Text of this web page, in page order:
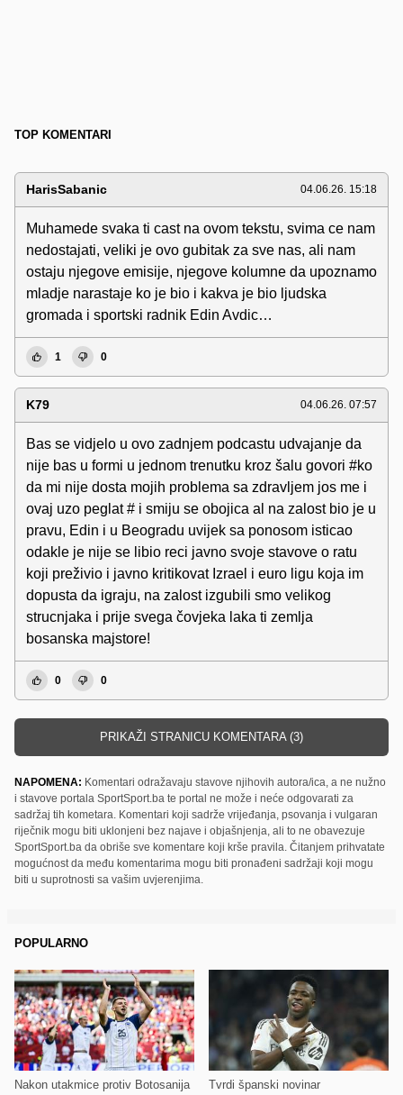
TOP KOMENTARI
HarisSabanic 04.06.26. 15:18
Muhamede svaka ti cast na ovom tekstu, svima ce nam
nedostajati, veliki je ovo gubitak za sve nas, ali nam
ostaju njegove emisije, njegove kolumne da upoznamo
mladje narastaje ko je bio i kakva je bio ljudska
gromada i sportski radnik Edin Avdic…
1 0
K79 04.06.26. 07:57
Bas se vidjelo u ovo zadnjem podcastu udvajanje da
nije bas u formi u jednom trenutku kroz šalu govori #ko
da mi nije dosta mojih problema sa zdravljem jos me i
ovaj uzo peglat # i smiju se obojica al na zalost bio je u
pravu, Edin i u Beogradu uvijek sa ponosom isticao
odakle je nije se libio reci javno svoje stavove o ratu
koji preživio i javno kritikovat Izrael i euro ligu koja im
dopusta da igraju, na zalost izgubili smo velikog
strucnjaka i prije svega čovjeka laka ti zemlja
bosanska majstore!
0 0
PRIKAŽI STRANICU KOMENTARA (3)
NAPOMENA: Komentari odražavaju stavove njihovih autora/ica, a ne nužno
i stavove portala SportSport.ba te portal ne može i neće odgovarati za
sadržaj tih kometara. Komentari koji sadrže vrijeđanja, psovanja i vulgaran
riječnik mogu biti uklonjeni bez najave i objašnjenja, ali to ne obavezuje
SportSport.ba da obriše sve komentare koji krše pravila. Čitanjem prihvatate
mogućnost da među komentarima mogu biti pronađeni sadržaji koji mogu
biti u suprotnosti sa vašim uvjerenjima.
POPULARNO
Nakon utakmice protiv Botosanija Tvrdi španski novinar